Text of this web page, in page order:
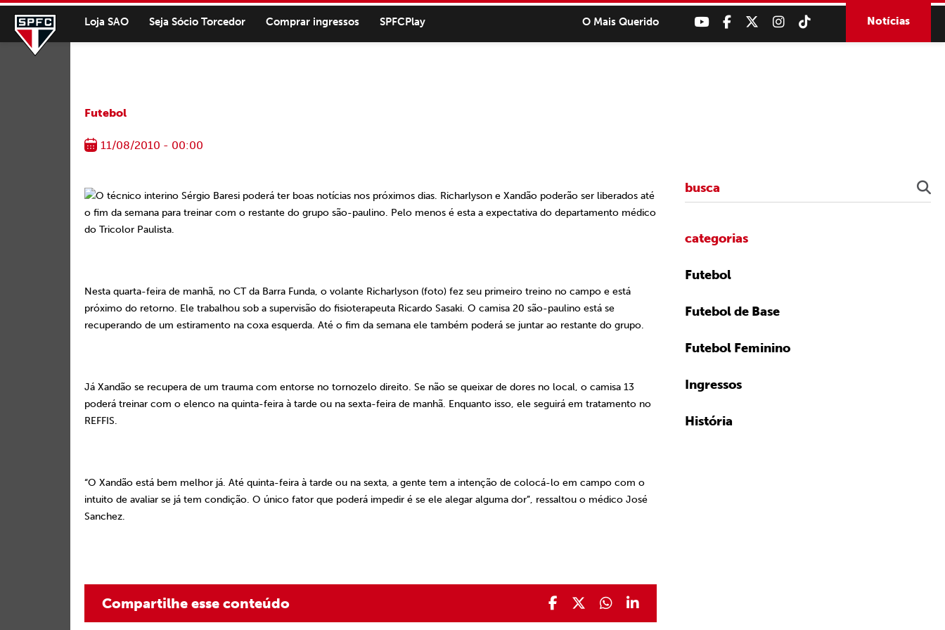
Loja SAO Seja Sócio Torcedor Comprar ingressos SPFCPlay O Mais Querido Notícias
Futebol
11/08/2010 - 00:00
O técnico interino Sérgio Baresi poderá ter boas notícias nos próximos dias. Richarlyson e Xandão poderão ser liberados até
o fim da semana para treinar com o restante do grupo são-paulino. Pelo menos é esta a expectativa do departamento médico
do Tricolor Paulista.
Nesta quarta-feira de manhã, no CT da Barra Funda, o volante Richarlyson (foto) fez seu primeiro treino no campo e está
próximo do retorno. Ele trabalhou sob a supervisão do fisioterapeuta Ricardo Sasaki. O camisa 20 são-paulino está se
recuperando de um estiramento na coxa esquerda. Até o fim da semana ele também poderá se juntar ao restante do grupo.
Já Xandão se recupera de um trauma com entorse no tornozelo direito. Se não se queixar de dores no local, o camisa 13
poderá treinar com o elenco na quinta-feira à tarde ou na sexta-feira de manhã. Enquanto isso, ele seguirá em tratamento no
REFFIS.
“O Xandão está bem melhor já. Até quinta-feira à tarde ou na sexta, a gente tem a intenção de colocá-lo em campo com o
intuito de avaliar se já tem condição. O único fator que poderá impedir é se ele alegar alguma dor”, ressaltou o médico José
Sanchez.
Compartilhe esse conteúdo
categorias
Futebol
Futebol de Base
Futebol Feminino
Ingressos
História